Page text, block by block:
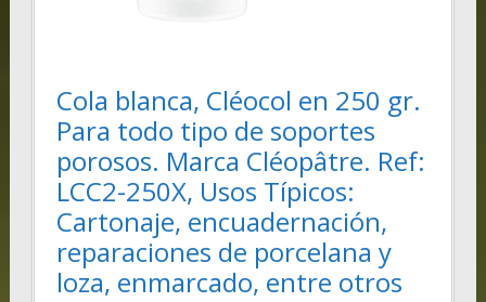
Cola blanca, Cléocol en 250 gr.
Para todo tipo de soportes
porosos. Marca Cléopâtre. Ref:
LCC2-250X, Usos Típicos:
Cartonaje, encuadernación,
reparaciones de porcelana y
loza, enmarcado, entre otros